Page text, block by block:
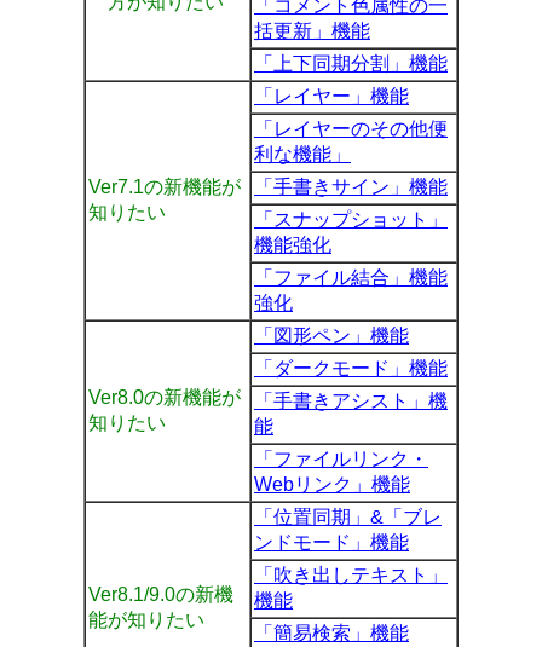
「コメント色属性の一
括更新」機能
「上下同期分割」機能
Ver7.1の新機能が
知りたい
「 レイヤー」機能
「レイヤーのその他便
利な機能」
「手書きサイン」機能
「スナップショット」
機能強化
「ファイル結合」機能
強化
Ver8.0の新機能が
知りたい
「 図形ペン」機能
「 ダークモード」機能
「 手書きアシスト」機
能
「 ファイルリンク・
Webリンク」機能
Ver8.1/9.0の新機
能が知りたい
「位置同期」&「ブレ
ンドモード」機能
「吹き出しテキスト」
機能
「簡易検索」機能